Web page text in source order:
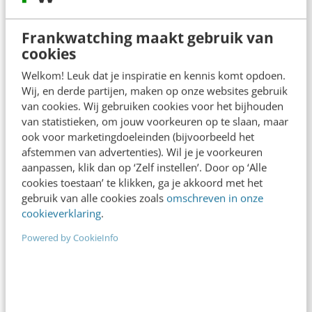
Frankwatching maakt gebruik van
cookies
Welkom! Leuk dat je inspiratie en kennis komt opdoen.
Wij, en derde partijen, maken op onze websites gebruik
van cookies. Wij gebruiken cookies voor het bijhouden
van statistieken, om jouw voorkeuren op te slaan, maar
ook voor marketingdoeleinden (bijvoorbeeld het
afstemmen van advertenties). Wil je je voorkeuren
aanpassen, klik dan op ‘Zelf instellen’. Door op ‘Alle
cookies toestaan’ te klikken, ga je akkoord met het
gebruik van alle cookies zoals omschreven in onze
cookieverklaring.
Powered by CookieInfo
ONLINE MASTERCLASS
De nieuwe SEO- & GEO-
spelregels
In 2,5 uur van Google-first naar AI-first: zo wordt je
content beter gevonden. Schrijf je in en bekijk
direct.